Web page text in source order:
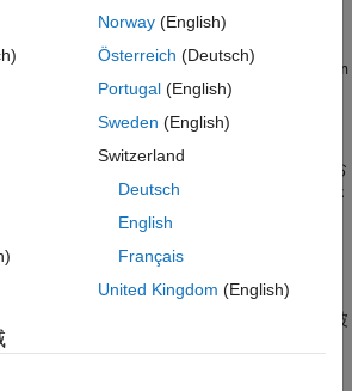
では、分子 num den
の伝達関数が等価な離散関数に変換されま
、お
態空間システムが離散時間システムに変換さ
を "一致する" 周波
リワープを指定します。
Norway(English)
Österreich (Deutsch)
Portugal(English)
Sweden (English)
Switzerland
Deutsch
English
Français
United Kingdom (English)